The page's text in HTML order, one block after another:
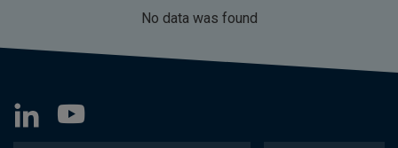
No data was found